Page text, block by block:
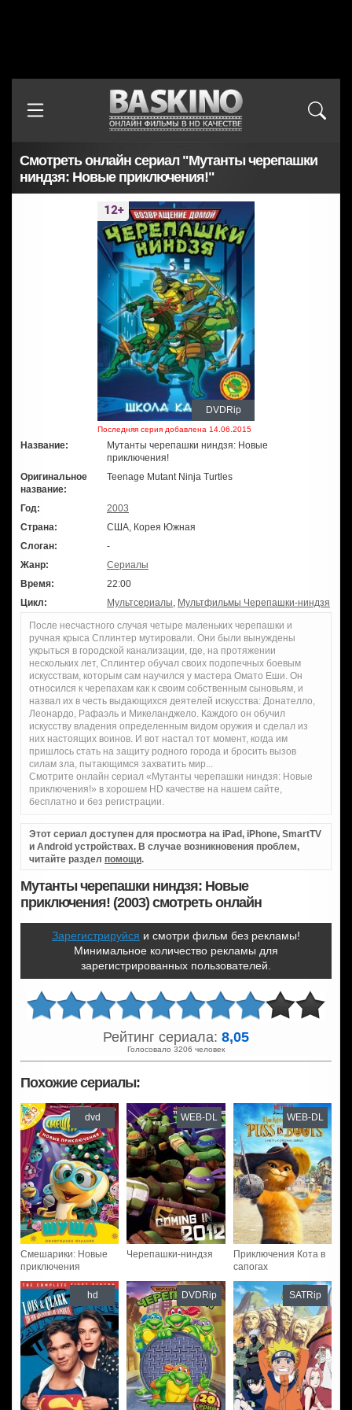
Смотреть онлайн сериал "Мутанты черепашки
ниндзя: Новые приключения!"
DVDRip
Последняя серия добавлена 14.06.2015
Название:
Мутанты черепашки ниндзя: Новые
приключения!
Оригинальное
название:
Teenage Mutant Ninja Turtles
Год:
2003
Страна:
США, Корея Южная
Слоган:
-
Жанр:
Сериалы
Время:
22:00
Цикл:
Мультсериалы, Мультфильмы Черепашки-ниндзя
После несчастного случая четыре маленьких черепашки и
ручная крыса Сплинтер мутировали. Они были вынуждены
укрыться в городской канализации, где, на протяжении
нескольких лет, Сплинтер обучал своих подопечных боевым
искусствам, которым сам научился у мастера Омато Еши. Он
относился к черепахам как к своим собственным сыновьям, и
назвал их в честь выдающихся деятелей искусства: Донателло,
Леонардо, Рафаэль и Микеланджело. Каждого он обучил
искусству владения определенным видом оружия и сделал из
них настоящих воинов. И вот настал тот момент, когда им
пришлось стать на защиту родного города и бросить вызов
силам зла, пытающимся захватить мир...
Смотрите онлайн сериал «Мутанты черепашки ниндзя: Новые
приключения!» в хорошем HD качестве на нашем сайте,
бесплатно и без регистрации.
Этот сериал доступен для просмотра на iPad, iPhone, SmartTV
и Android устройствах. В случае возникновения проблем,
читайте раздел помощи.
Мутанты черепашки ниндзя: Новые
приключения! (2003) смотреть онлайн
Зарегистрируйся и смотри фильм без рекламы!
Минимальное количество рекламы для
зарегистрированных пользователей.
Рейтинг сериала: 8,05
Голосовало 3206 человек
Похожие сериалы:
Смешарики: Новые
приключения
dvd
Черепашки-ниндзя
WEB-DL
Приключения Кота в
сапогах
WEB-DL
hd DVDRip SATRip